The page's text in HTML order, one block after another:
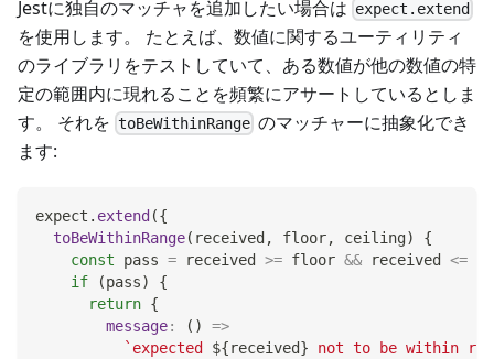
Jestに独自のマッチャを追加したい場合は expect.extend
を使用します。 たとえば、数値に関するユーティリティ
のライブラリをテストしていて、ある数値が他の数値の特
定の範囲内に現れることを頻繁にアサートしているとしま
す。 それを toBeWithinRange のマッチャーに抽象化でき
ます:
expect . extend ({
toBeWithinRange( received , floor, ceiling)
{
const pass = received >= floor && received <=
if
(pass)
{
return {
message: ( )
=>
` expected ${received} not to be within